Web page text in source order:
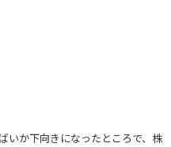
いか下向きになったところで、株